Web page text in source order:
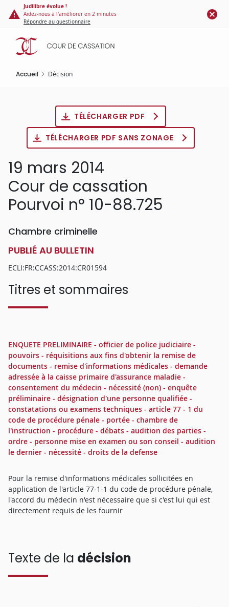
Panneau de gestion des cookies
contenu
principal
Judilibre évolue !
Aidez-nous à l'améliorer en 2 minutes
Répondre au questionnaire
Accueil Décision
TÉLÉCHARGER PDF
TÉLÉCHARGER PDF SANS ZONAGE
19 mars 2014
Cour de cassation
Pourvoi n° 10-88.725
Chambre criminelle
PUBLIÉ AU BULLETIN
ECLI:FR:CCASS:2014:CR01594
Titres et sommaires
ENQUETE PRELIMINAIRE - officier de police judiciaire -
pouvoirs - réquisitions aux fins d'obtenir la remise de
documents - remise d'informations médicales - demande
adressée à la caisse primaire d'assurance maladie -
consentement du médecin - nécessité (non) - enquête
préliminaire - désignation d'une personne qualifiée -
constatations ou examens techniques - article 77 - 1 du
code de procédure pénale - portée - chambre de
l'instruction - procédure - débats - audition des parties -
ordre - personne mise en examen ou son conseil - audition
le dernier - nécessité - droits de la defense
Pour la remise d'informations médicales sollicitées en
application de l'article 77-1-1 du code de procédure pénale,
l'accord du médecin n'est nécessaire que si c'est lui qui est
directement requis de les fournir
Texte de la décision